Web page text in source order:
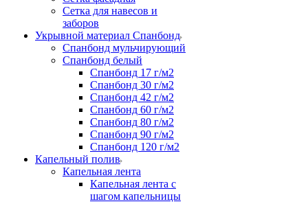
Сетка для навесов и
заборов
Укрывной материал Спанбонд
Спанбонд мульчирующий
Спанбонд белый
Спанбонд 17 г/м2
Спанбонд 30 г/м2
Спанбонд 42 г/м2
Спанбонд 60 г/м2
Спанбонд 80 г/м2
Спанбонд 90 г/м2
Спанбонд 120 г/м2
Капельный полив
Капельная лента
Капельная лента с
шагом капельницы